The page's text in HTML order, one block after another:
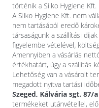
történik a Silko Hygiene
A Silko Hygiene Kft. nem
nem tartásából eredő
társaságunk a szállítási
figyelembe vételével,
Amennyiben a vásárlás
értékhatárt, úgy a szállítás
Lehetőség van a vásárolt
megadott nyitva tartási
Szeged, Kálvária sgt. 87/a
termékeket utánvétellel,